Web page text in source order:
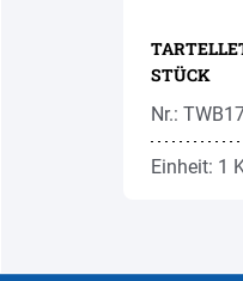
STÜCK
Nr.:
Einheit: 1